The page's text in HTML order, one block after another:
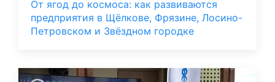
От ягод до космоса: как развиваются
предприятия в Щёлкове, Фрязине, Лосино-
Петровском и Звёздном городке